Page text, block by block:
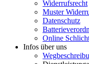
Widerrufsrecht
Muster
Datenschutz
Online
Infos über uns